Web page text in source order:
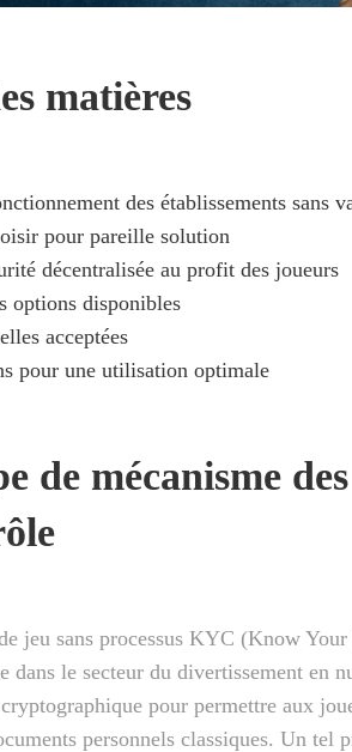
matières
des établissements sans
pour pareille solution
décentralisée au profit des joueurs
options disponibles
acceptées
pour une utilisation optimale
de mécanisme
jeu sans processus KYC (Know
dans le secteur du divertissement en
pour permettre aux
personnels classiques. Un tel